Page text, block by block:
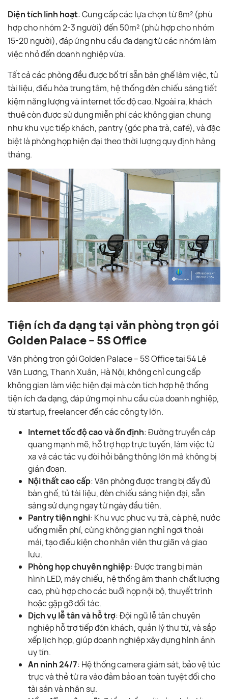
Diện tích linh hoạt: Cung cấp các lựa chọn từ 8m² (phù
hợp cho nhóm 2-3 người) đến 50m² (phù hợp cho nhóm
15-20 người), đáp ứng nhu cầu đa dạng từ các nhóm làm
việc nhỏ đến doanh nghiệp vừa.
Tất cả các phòng đều được bố trí sẵn bàn ghế làm việc, tủ
tài liệu, điều hòa trung tâm, hệ thống đèn chiếu sáng tiết
kiệm năng lượng và internet tốc độ cao. Ngoài ra, khách
thuê còn được sử dụng miễn phí các không gian chung
như khu vực tiếp khách, pantry (góc pha trà, café), và đặc
biệt là phòng họp hiện đại theo thời lượng quy định hàng
tháng.
Tiện ích đa dạng tại văn phòng trọn gói
Golden Palace – 5S Office
Văn phòng trọn gói Golden Palace – 5S Office tại 54 Lê
Văn Lương, Thanh Xuân, Hà Nội, không chỉ cung cấp
không gian làm việc hiện đại mà còn tích hợp hệ thống
tiện ích đa dạng, đáp ứng mọi nhu cầu của doanh nghiệp,
từ startup, freelancer đến các công ty lớn.
Internet tốc độ cao và ổn định: Đường truyền cáp
quang mạnh mẽ, hỗ trợ họp trực tuyến, làm việc từ
xa và các tác vụ đòi hỏi băng thông lớn mà không bị
gián đoạn.
Nội thất cao cấp: Văn phòng được trang bị đầy đủ
bàn ghế, tủ tài liệu, đèn chiếu sáng hiện đại, sẵn
sàng sử dụng ngay từ ngày đầu tiên.
Pantry tiện nghi: Khu vực phục vụ trà, cà phê, nước
uống miễn phí, cùng không gian nghỉ ngơi thoải
mái, tạo điều kiện cho nhân viên thư giãn và giao
lưu.
Phòng họp chuyên nghiệp: Được trang bị màn
hình LED, máy chiếu, hệ thống âm thanh chất lượng
cao, phù hợp cho các buổi họp nội bộ, thuyết trình
hoặc gặp gỡ đối tác.
Dịch vụ lễ tân và hỗ trợ: Đội ngũ lễ tân chuyên
nghiệp hỗ trợ tiếp đón khách, quản lý thư từ, và sắp
xếp lịch họp, giúp doanh nghiệp xây dựng hình ảnh
uy tín.
An ninh 24/7: Hệ thống camera giám sát, bảo vệ túc
trực và thẻ từ ra vào đảm bảo an toàn tuyệt đối cho
tài sản và nhân sự.